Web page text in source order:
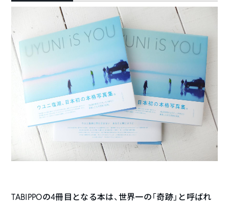
TABIPPOの4冊目となる本は、世界一の「奇跡」と呼ばれ